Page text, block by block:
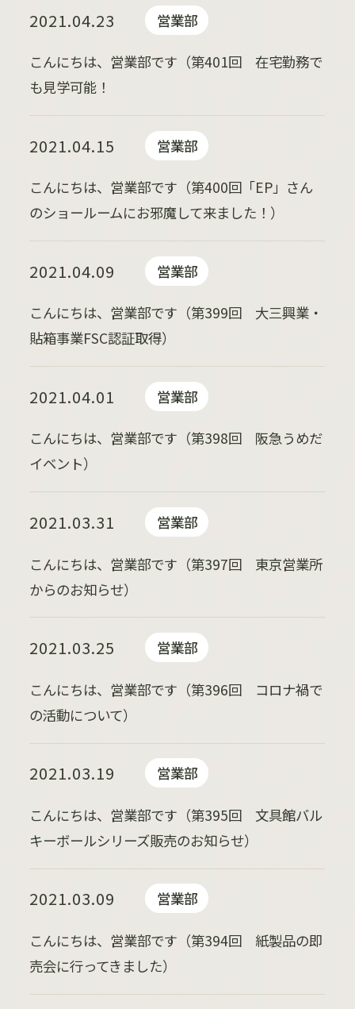
2021.04.23 営業部
こんにちは、営業部です（第401回 在宅勤務で
も見学可能！
2021.04.15 営業部
こんにちは、営業部です（第400回「EP」さん
のショールームにお邪魔して来ました！）
2021.04.09 営業部
こんにちは、営業部です（第399回 大三興業・
貼箱事業FSC認証取得）
2021.04.01 営業部
こんにちは、営業部です（第398回 阪急うめだ
イベント）
2021.03.31 営業部
こんにちは、営業部です（第397回 東京営業所
からのお知らせ）
2021.03.25 営業部
こんにちは、営業部です（第396回 コロナ禍で
の活動について）
2021.03.19 営業部
こんにちは、営業部です（第395回 文具館バル
キーボールシリーズ販売のお知らせ）
2021.03.09 営業部
こんにちは、営業部です（第394回 紙製品の即
売会に行ってきました）